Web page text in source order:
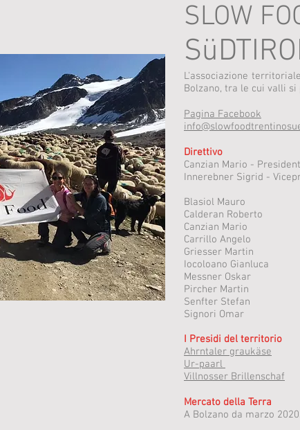
SLOW
Sü
L'associazione
Bolzano, tra le cui valli
Pagina Facebook
Direttivo
Canzian Mario -
Innerebner Sigrid -
Blasiol Mauro
Calderan Roberto
Canzian Mario
Carrillo Angelo
Griesser Martin
Iocoloano Gianluca
Messner Oskar
Pircher Martin
Senfter Stefan
Signori Omar
I Presidi del territorio
Ahrntaler graukäse
Ur-paarl
Villnosser Brillenschaf
Mercato della Terra
A Bolzano da marzo 2020.